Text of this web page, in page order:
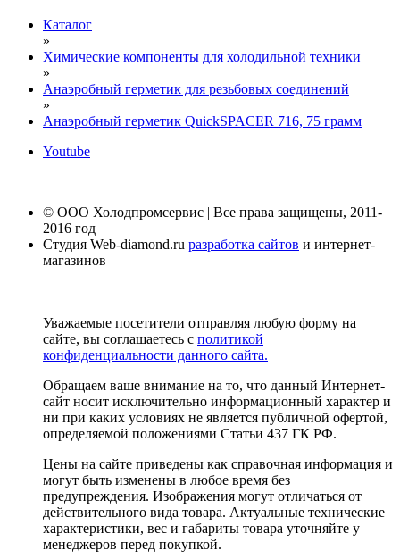
Каталог
»
Химические компоненты для холодильной техники
»
Анаэробный герметик для резьбовых соединений
»
Анаэробный герметик QuickSPACER 716, 75 грамм
Youtube
© ООО Холодпромсервис | Все права защищены, 2011-
2016 год
Студия Web-diamond.ru разработка сайтов и интернет-
магазинов
Уважаемые посетители отправляя любую форму на
сайте, вы соглашаетесь с политикой
конфиденциальности данного сайта.
Обращаем ваше внимание на то, что данный Интернет-
сайт носит исключительно информационный характер и
ни при каких условиях не является публичной офертой,
определяемой положениями Статьи 437 ГК РФ.
Цены на сайте приведены как справочная информация и
могут быть изменены в любое время без
предупреждения. Изображения могут отличаться от
действительного вида товара. Актуальные технические
характеристики, вес и габариты товара уточняйте у
менеджеров перед покупкой.